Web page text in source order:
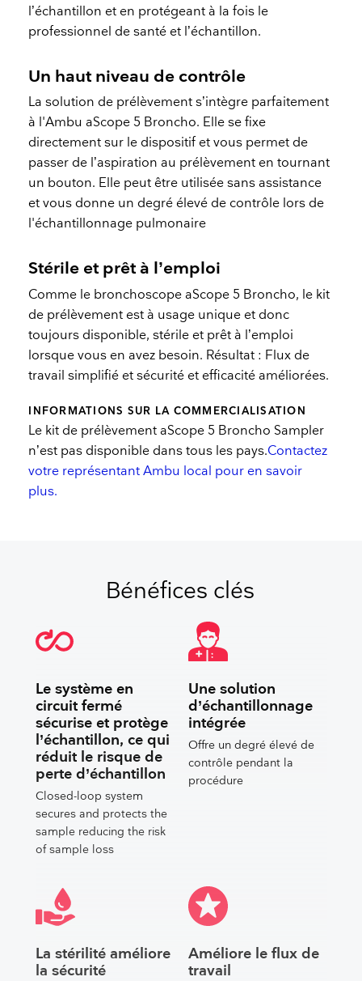
l’échantillon et en protégeant à la fois le
professionnel de santé et l’échantillon.
Un haut niveau de contrôle
La solution de prélèvement s’intègre parfaitement
à l'Ambu aScope 5 Broncho. Elle se fixe
directement sur le dispositif et vous permet de
passer de l’aspiration au prélèvement en tournant
un bouton. Elle peut être utilisée sans assistance
et vous donne un degré élevé de contrôle lors de
l'échantillonnage pulmonaire
Stérile et prêt à l’emploi
Comme le bronchoscope aScope 5 Broncho, le kit
de prélèvement est à usage unique et donc
toujours disponible, stérile et prêt à l’emploi
lorsque vous en avez besoin. Résultat : Flux de
travail simplifié et sécurité et efficacité améliorées.
INFORMATIONS SUR LA COMMERCIALISATION
Le kit de prélèvement aScope 5 Broncho Sampler
n’est pas disponible dans tous les pays.Contactez
votre représentant Ambu local pour en savoir
plus.
Bénéfices clés
Le système en
circuit fermé
sécurise et protège
l’échantillon, ce qui
réduit le risque de
perte d’échantillon
Closed-loop system
secures and protects the
sample reducing the risk
of sample loss
Une solution
d’échantillonnage
intégrée
Offre un degré élevé de
contrôle pendant la
procédure
La stérilité améliore
la sécurité
Améliore le flux de
travail